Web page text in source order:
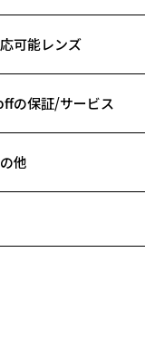
ッドは滑りにくく跡が
ラー】
ングラスとしておすすめ。
43F1：ブラウン
ュアルな洋服はもちろ
リッジ(鼻部分)の横幅：
可能レンズ
フレームとレン
の保証/サービス
他